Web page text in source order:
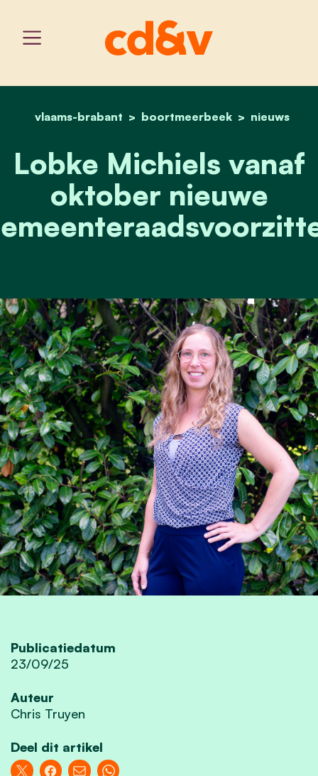
home
vlaams-brabant boortmeerbeek nieuws
lobke michiels vanaf
Lobke Michiels vanaf
oktober nieuwe
Publicatiedatum
23/09/25
Auteur
Chris Truyen
Deel dit artikel